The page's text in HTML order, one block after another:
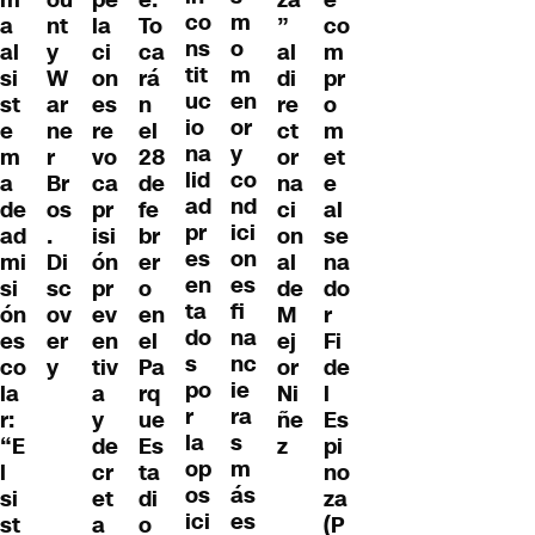
a
al
si
st
e
m
a
de
ad
mi
si
ón
es
co
la
r:
“E
l
si
st
nt
y
W
ar
ne
r
Br
os
.
Di
sc
ov
er
y
la
ci
on
es
re
vo
ca
pr
isi
ón
pr
ev
en
tiv
a
y
de
cr
et
a
To
ca
rá
n
el
28
de
fe
br
er
o
en
el
Pa
rq
ue
Es
ta
di
o
co
ns
tit
uc
io
na
lid
ad
pr
es
en
ta
do
s
po
r
la
op
os
ici
m
o
m
en
or
y
co
nd
ici
on
es
fi
na
nc
ie
ra
s
m
ás
es
”
al
di
re
ct
or
na
ci
on
al
de
M
ej
or
Ni
ñe
z
co
m
pr
o
m
et
e
al
se
na
do
r
Fi
de
l
Es
pi
no
za
(P